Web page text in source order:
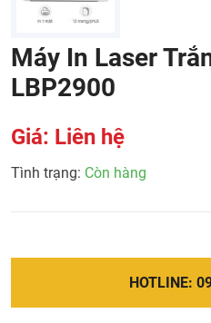
Máy In Laser
LBP2900
Giá: Liên hệ
Tình trạng: Còn hàng
HOTLINE: